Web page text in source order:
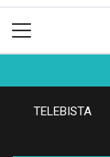
TELEBISTA